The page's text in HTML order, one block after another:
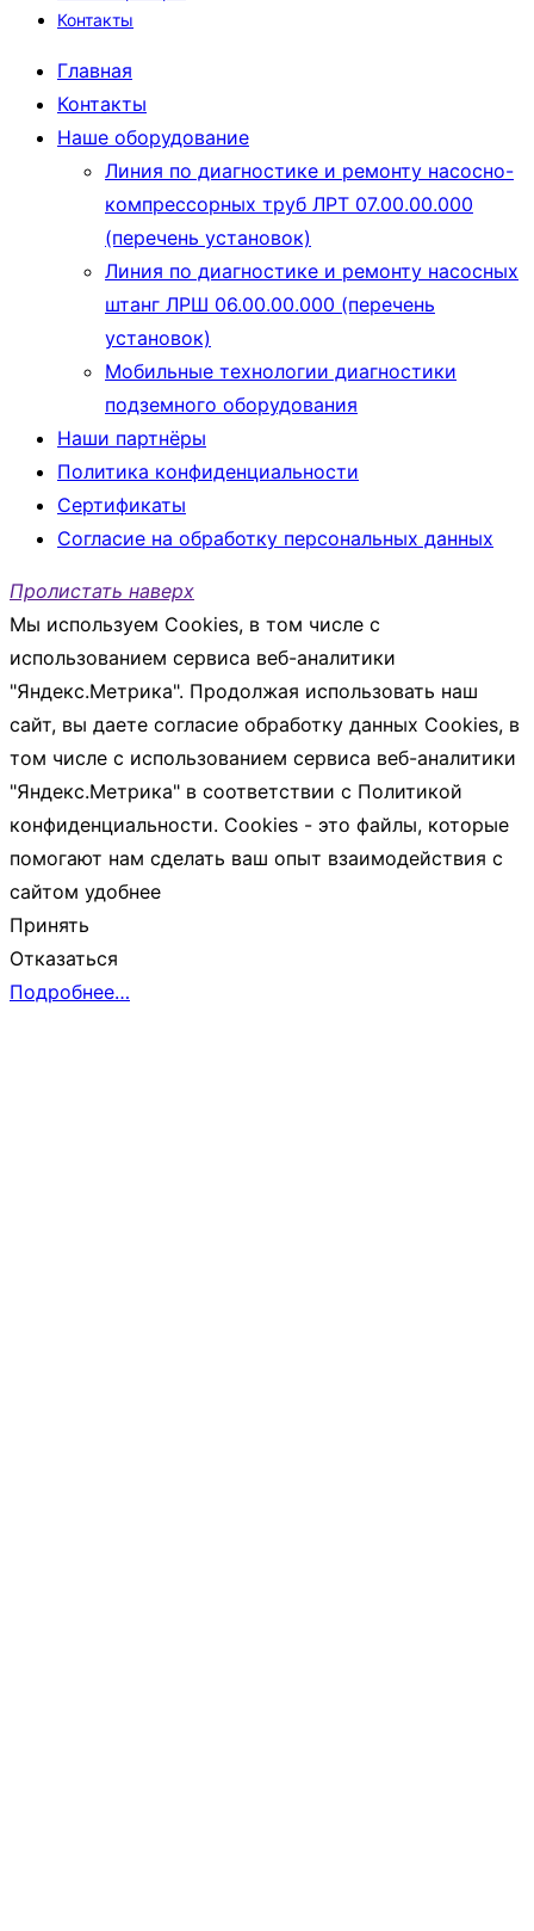
Контакты
Главная
Контакты
Наше оборудование
Линия по диагностике и ремонту насосно-
компрессорных труб ЛРТ 07.00.00.000
(перечень установок)
Линия по диагностике и ремонту насосных
штанг ЛРШ 06.00.00.000 (перечень
установок)
Мобильные технологии диагностики
подземного оборудования
Наши партнёры
Политика конфиденциальности
Сертификаты
Согласие на обработку персональных данных
Пролистать наверх
Мы используем Cookies, в том числе с
использованием сервиса веб-аналитики
"Яндекс.Метрика". Продолжая использовать наш
сайт, вы даете согласие обработку данных Cookies, в
том числе с использованием сервиса веб-аналитики
"Яндекс.Метрика" в соответствии с Политикой
конфиденциальности. Cookies - это файлы, которые
помогают нам сделать ваш опыт взаимодействия с
сайтом удобнее
Принять
Отказаться
Подробнее…